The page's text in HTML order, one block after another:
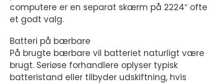
computere er en separat skærm på 2224″ ofte
et godt valg.
Batteri på bærbare
På brugte bærbare vil batteriet naturligt være
brugt. Seriøse forhandlere oplyser typisk
batteristand eller tilbyder udskiftning, hvis